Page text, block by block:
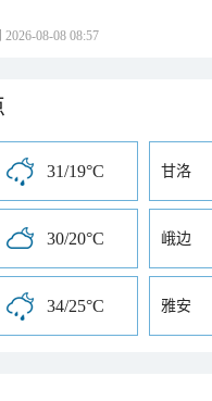
08-08 08:57
31/19°C 甘洛
30/20°C 峨边
34/25°C 雅安